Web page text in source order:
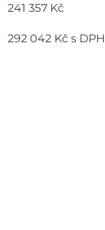
241 357 Kč
292 042 Kčs DPH